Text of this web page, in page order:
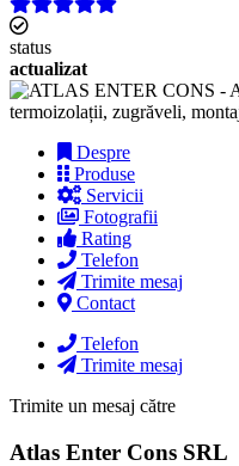
status
actualizat
Despre
Produse
Servicii
Fotografii
Rating
Telefon
Trimite mesaj
Contact
Telefon
Trimite mesaj
Trimite un mesaj către
Atlas Enter Cons SRL